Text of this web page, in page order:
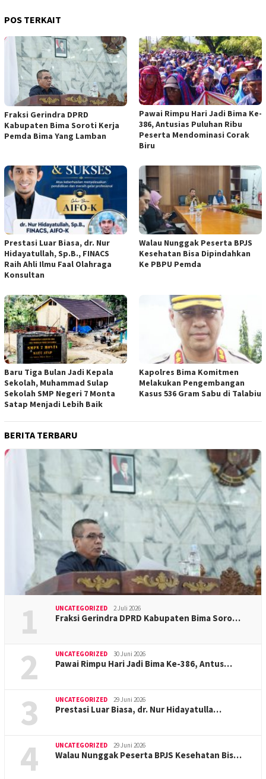
POS TERKAIT
Fraksi Gerindra DPRD
Kabupaten Bima Soroti Kerja
Pemda Bima Yang Lamban
Pawai Rimpu Hari Jadi Bima Ke-
386, Antusias Puluhan Ribu
Peserta Mendominasi Corak
Biru
Prestasi Luar Biasa, dr. Nur
Hidayatullah, Sp.B., FINACS
Raih Ahli Ilmu Faal Olahraga
Konsultan
Walau Nunggak Peserta BPJS
Kesehatan Bisa Dipindahkan
Ke PBPU Pemda
Baru Tiga Bulan Jadi Kepala
Sekolah, Muhammad Sulap
Sekolah SMP Negeri 7 Monta
Satap Menjadi Lebih Baik
Kapolres Bima Komitmen
Melakukan Pengembangan
Kasus 536 Gram Sabu di Talabiu
BERITA TERBARU
1 UNCATEGORIZED 2 Juli 2026
Fraksi Gerindra DPRD Kabupaten Bima Soro…
2 UNCATEGORIZED 30 Juni 2026
Pawai Rimpu Hari Jadi Bima Ke-386, Antus…
3 UNCATEGORIZED 29 Juni 2026
Prestasi Luar Biasa, dr. Nur Hidayatulla…
4 UNCATEGORIZED 29 Juni 2026
Walau Nunggak Peserta BPJS Kesehatan Bis…